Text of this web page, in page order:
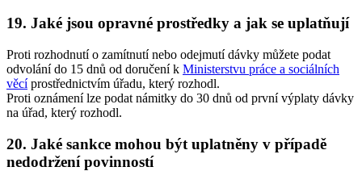
19. Jaké jsou opravné prostředky a jak se uplatňují
Proti rozhodnutí o zamítnutí nebo odejmutí dávky můžete podat
odvolání do 15 dnů od doručení k Ministerstvu práce a sociálních
věcíprostřednictvím úřadu, který rozhodl.
Proti oznámení lze podat námitky do 30 dnů od první výplaty dávky
na úřad, který rozhodl.
20. Jaké sankce mohou být uplatněny v případě
nedodržení povinností